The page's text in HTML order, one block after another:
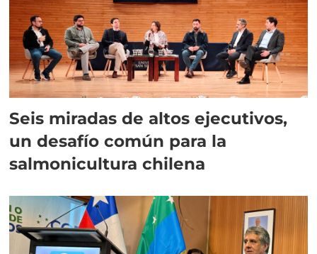
Seis miradas de altos ejecutivos,
un desafío común para la
salmonicultura chilena